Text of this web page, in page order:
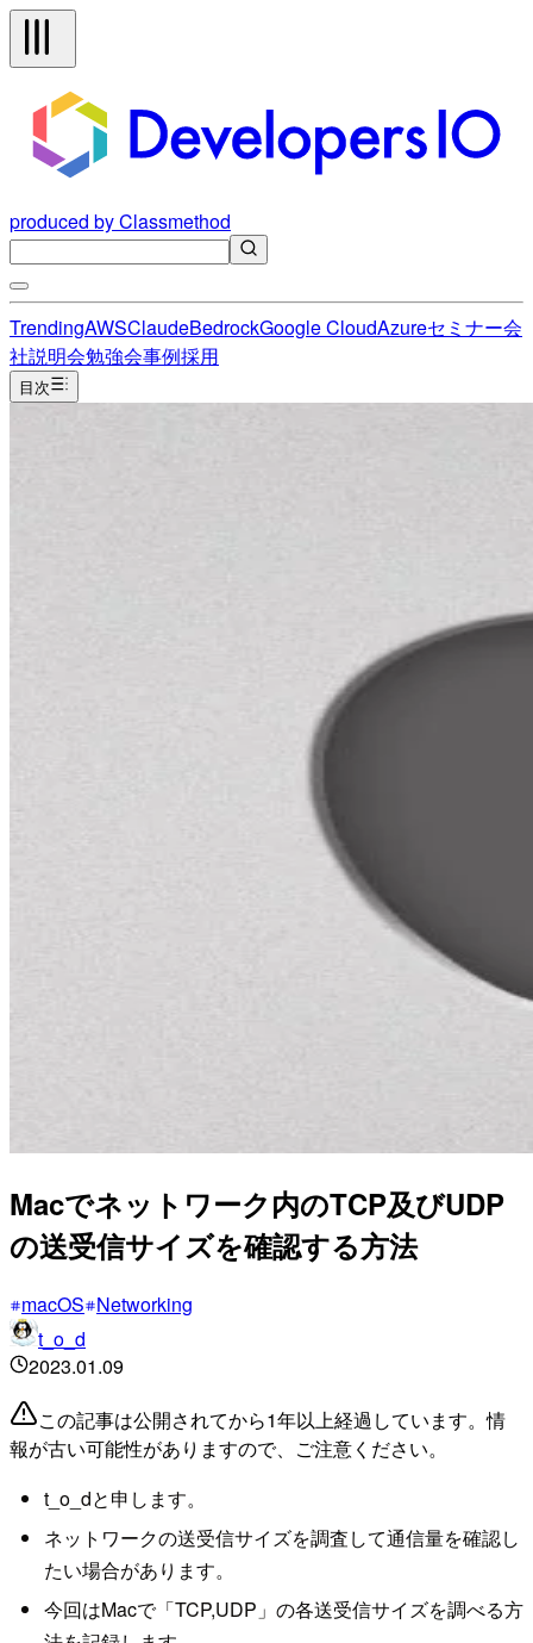
produced by Classmethod
TrendingAWSClaudeBedrockGoogle CloudAzureセミナー会
社説明会勉強会事例採用
目次
Macでネットワーク内のTCP及びUDP
の送受信サイズを確認する方法
macOS Networking
t_o_d
2023.01.09
この記事は公開されてから1年以上経過しています。情
報が古い可能性がありますので、ご注意ください。
t_o_dと申します。
ネットワークの送受信サイズを調査して通信量を確認し
たい場合があります。
今回はMacで「TCP,UDP」の各送受信サイズを調べる方